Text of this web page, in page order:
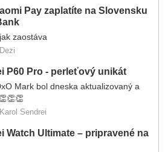
Pay zaplatíte na Slovensku
zaostáva
Dezi
P60 Pro - perleťový unikát
Mark bol dneska aktualizovaný a
Karol Sendrei
Watch Ultimate – pripravené na